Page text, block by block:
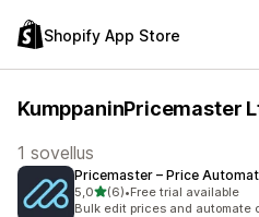
Shopify App Store
KumppaninPricemaster
1 sovellus
Pricemaster – Price
5,0/ 5 tähteä
(6)
6 arvostelua yhteensä
•Free trial available
Bulk edit prices and automate